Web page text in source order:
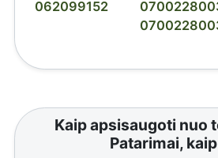
062099152
Kaip apsisaugoti nuo
Patarimai,